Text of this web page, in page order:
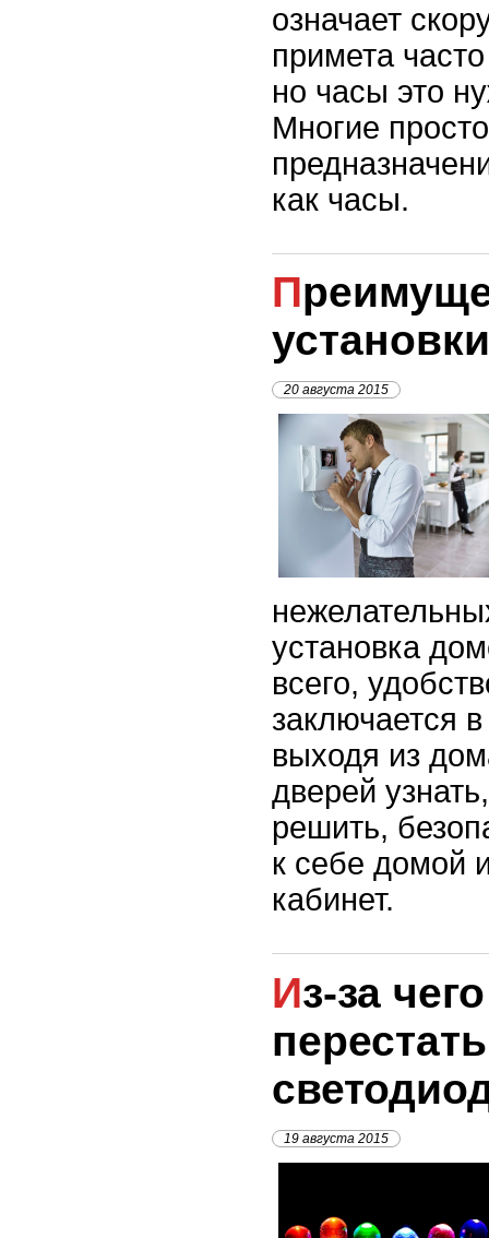
означает
примета
но часы это
Многие
как часы.
Преимущества
20 августа 2015
установка
всего,
заключается
выходя из
дверей
решить,
к себе домой
кабинет.
Из-за чего могут
19 августа 2015